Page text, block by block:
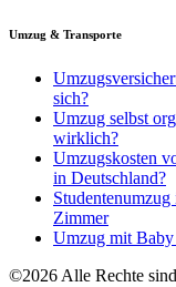
Umzug & Transporte
sich?
Umzug selbst
wirklich?
Umzugskosten
in Deutschland?
Zimmer
Umzug mit
©2026 Alle Rechte